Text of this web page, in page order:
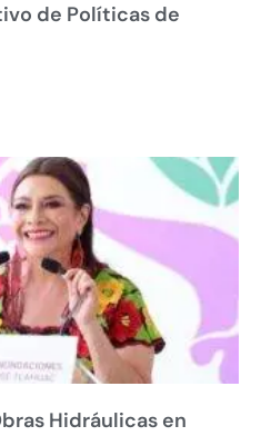
de Políticas de
Hidráulicas en